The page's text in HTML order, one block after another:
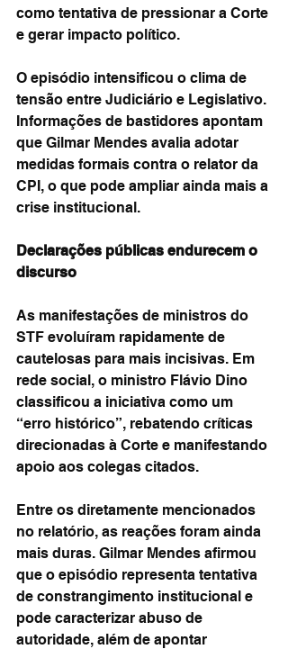
como tentativa de pressionar a Corte
e gerar impacto político.
O episódio intensificou o clima de
tensão entre Judiciário e Legislativo.
Informações de bastidores apontam
que Gilmar Mendes avalia adotar
medidas formais contra o relator da
CPI, o que pode ampliar ainda mais a
crise institucional.
Declarações públicas endurecem o
discurso
As manifestações de ministros do
STF evoluíram rapidamente de
cautelosas para mais incisivas. Em
rede social, o ministro Flávio Dino
classificou a iniciativa como um
“erro histórico”, rebatendo críticas
direcionadas à Corte e manifestando
apoio aos colegas citados.
Entre os diretamente mencionados
no relatório, as reações foram ainda
mais duras. Gilmar Mendes afirmou
que o episódio representa tentativa
de constrangimento institucional e
pode caracterizar abuso de
autoridade, além de apontar